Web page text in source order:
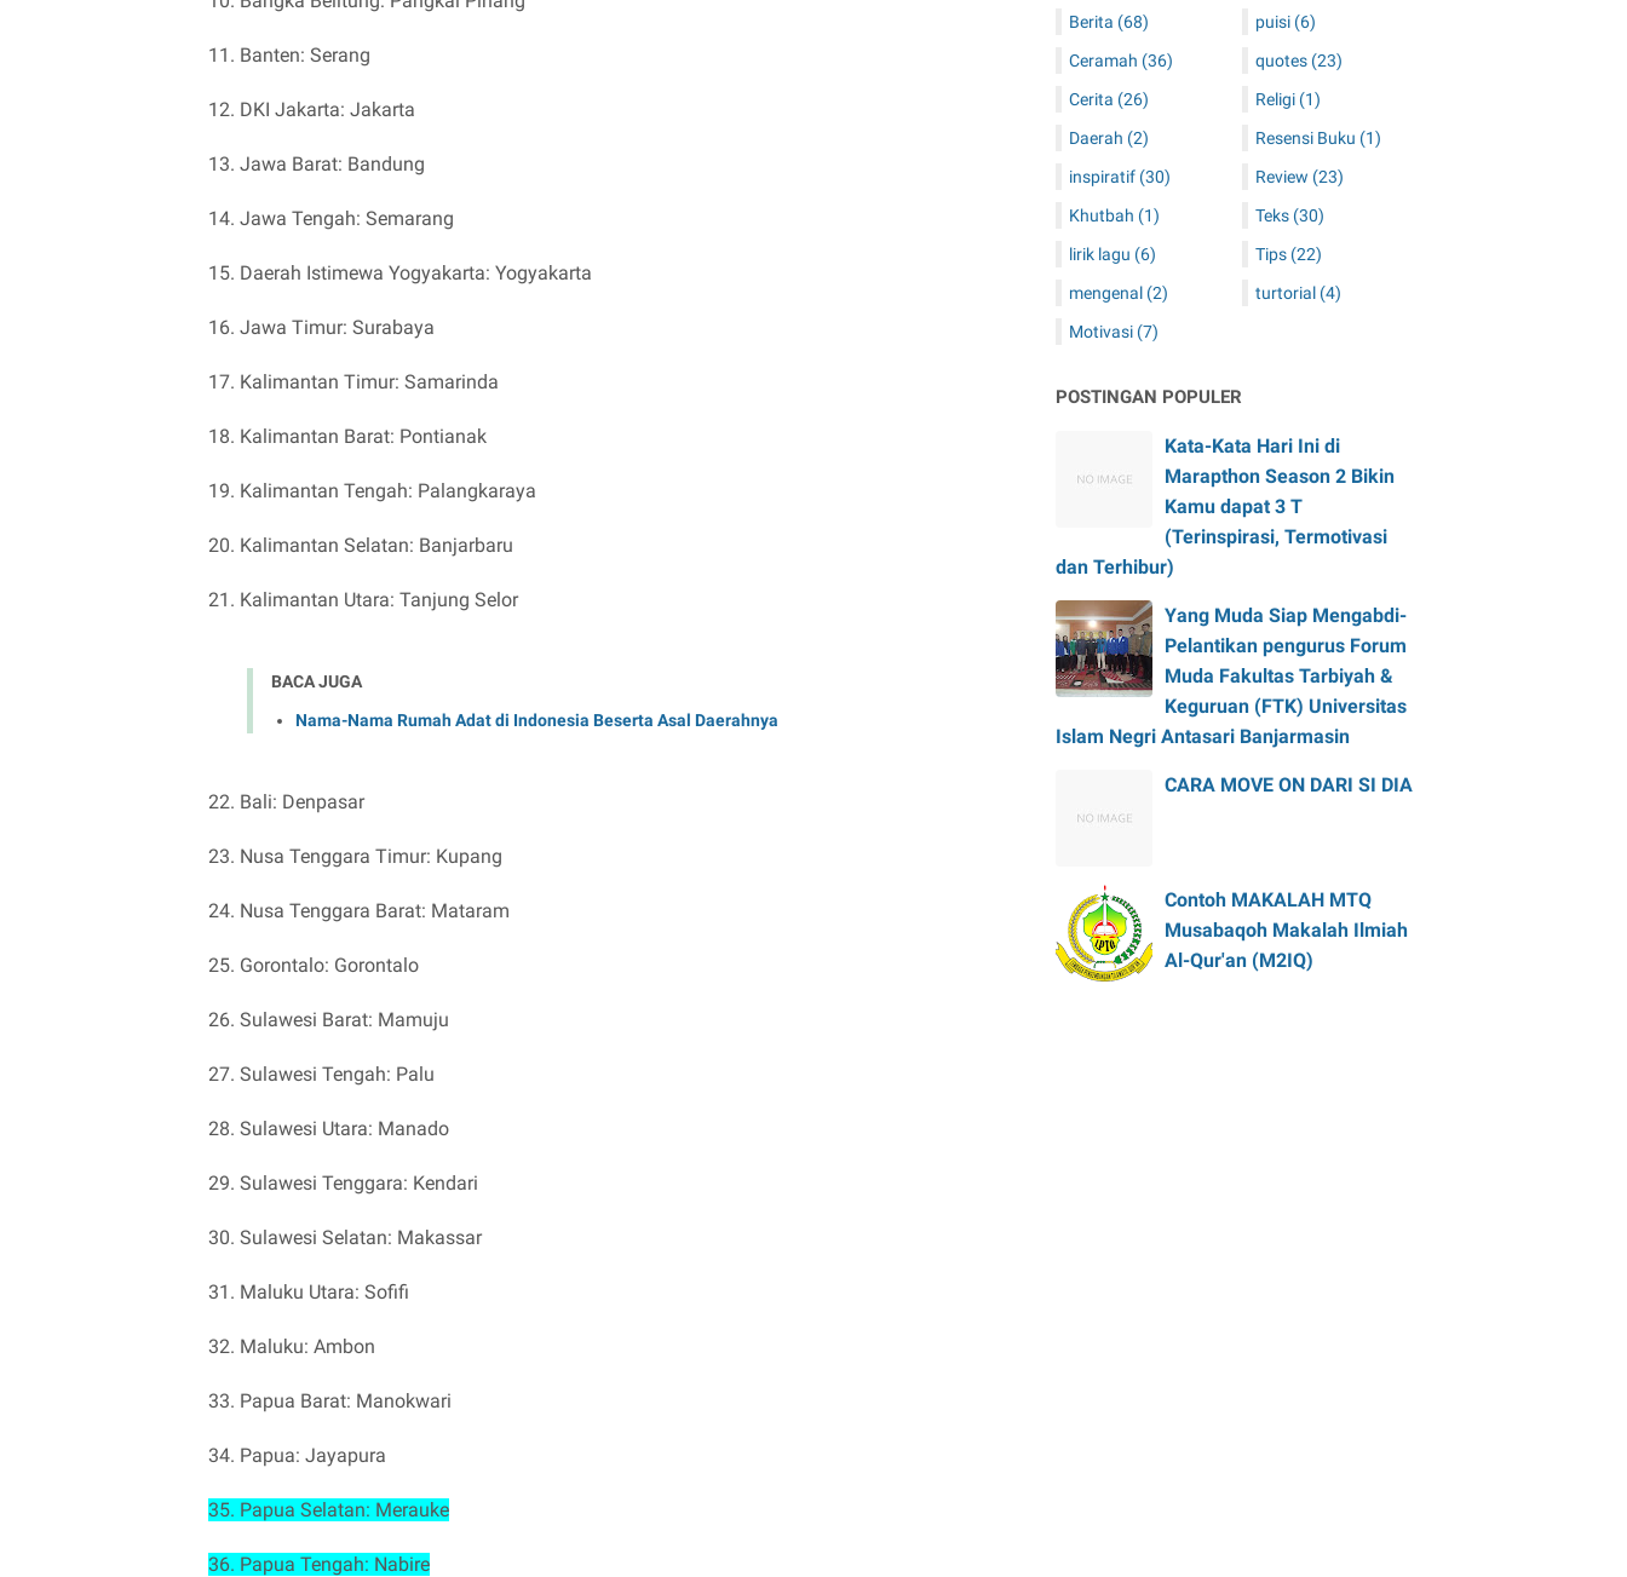
11. Banten: Serang
12. DKI Jakarta: Jakarta
13. Jawa Barat: Bandung
14. Jawa Tengah: Semarang
15. Daerah Istimewa Yogyakarta: Yogyakarta
16. Jawa Timur: Surabaya
17. Kalimantan Timur: Samarinda
18. Kalimantan Barat: Pontianak
19. Kalimantan Tengah: Palangkaraya
20. Kalimantan Selatan: Banjarbaru
21. Kalimantan Utara: Tanjung Selor
BACA JUGA
Nama-Nama Rumah Adat di Indonesia Beserta Asal Daerahnya
22. Bali: Denpasar
23. Nusa Tenggara Timur: Kupang
24. Nusa Tenggara Barat: Mataram
25. Gorontalo: Gorontalo
26. Sulawesi Barat: Mamuju
27. Sulawesi Tengah: Palu
28. Sulawesi Utara: Manado
29. Sulawesi Tenggara: Kendari
30. Sulawesi Selatan: Makassar
31. Maluku Utara: Sofifi
32. Maluku: Ambon
33. Papua Barat: Manokwari
34. Papua: Jayapura
35. Papua Selatan: Merauke
36. Papua Tengah: Nabire
Berita (68)
Ceramah (36)
Cerita (26)
Daerah (2)
inspiratif (30)
Khutbah (1)
lirik lagu (6)
mengenal (2)
Motivasi (7)
puisi (6)
quotes (23)
Religi (1)
Resensi Buku (1)
Review (23)
Teks (30)
Tips (22)
turtorial (4)
POSTINGAN POPULER
Kata-Kata Hari Ini di
Marapthon Season 2 Bikin
Kamu dapat 3 T
(Terinspirasi, Termotivasi
dan Terhibur)
Yang Muda Siap Mengabdi-
Pelantikan pengurus Forum
Muda Fakultas Tarbiyah &
Keguruan (FTK) Universitas
Islam Negri Antasari Banjarmasin
CARA MOVE ON DARI SI DIA
Contoh MAKALAH MTQ
Musabaqoh Makalah Ilmiah
Al-Qur'an (M2IQ)